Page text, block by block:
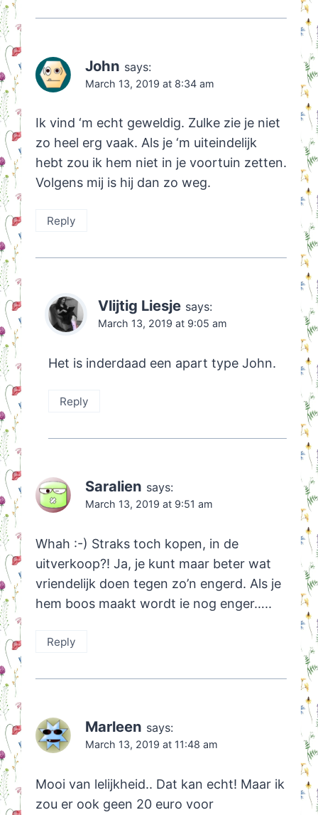
John says:
March 13, 2019 at 8:34 am
Ik vind ‘m echt geweldig. Zulke zie je niet
zo heel erg vaak. Als je ‘m uiteindelijk
hebt zou ik hem niet in je voortuin zetten.
Volgens mij is hij dan zo weg.
Reply
Vlijtig Liesje says:
March 13, 2019 at 9:05 am
Het is inderdaad een apart type John.
Reply
Saralien says:
March 13, 2019 at 9:51 am
Whah :-) Straks toch kopen, in de
uitverkoop?! Ja, je kunt maar beter wat
vriendelijk doen tegen zo’n engerd. Als je
hem boos maakt wordt ie nog enger…..
Reply
Marleen says:
March 13, 2019 at 11:48 am
Mooi van lelijkheid.. Dat kan echt! Maar ik
zou er ook geen 20 euro voor